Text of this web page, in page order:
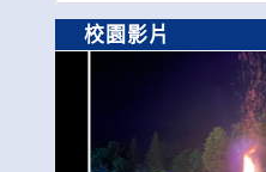
校園影片